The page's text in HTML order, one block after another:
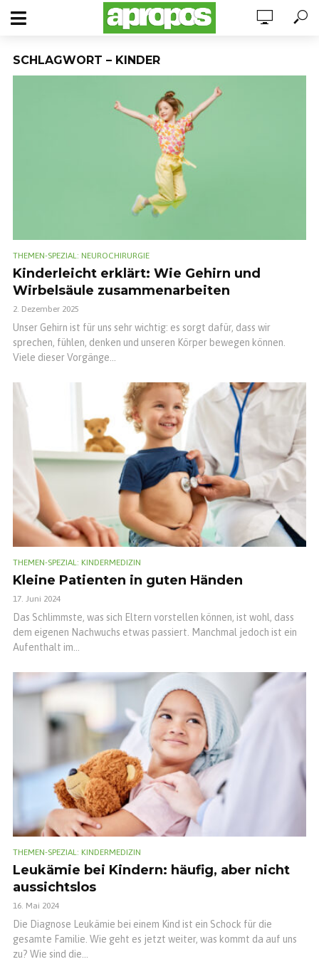
SCHLAGWORT – KINDER
THEMEN-SPEZIAL: NEUROCHIRURGIE
Kinderleicht erklärt: Wie Gehirn und
Wirbelsäule zusammenarbeiten
2. Dezember 2025
Unser Gehirn ist für uns sehr wichtig: es sorgt dafür, dass wir
sprechen, fühlen, denken und unseren Körper bewegen können.
Viele dieser Vorgänge...
THEMEN-SPEZIAL: KINDERMEDIZIN
Kleine Patienten in guten Händen
17. Juni 2024
Das Schlimmste, was sich Eltern vorstellen können, ist wohl, dass
dem eigenen Nachwuchs etwas passiert. Manchmal jedoch ist ein
Aufenthalt im...
THEMEN-SPEZIAL: KINDERMEDIZIN
Leukämie bei Kindern: häufig, aber nicht
aussichtslos
16. Mai 2024
Die Diagnose Leukämie bei einem Kind ist ein Schock für die
gesamte Familie. Wie geht es jetzt weiter, was kommt da auf uns
zu? Wie sind die...